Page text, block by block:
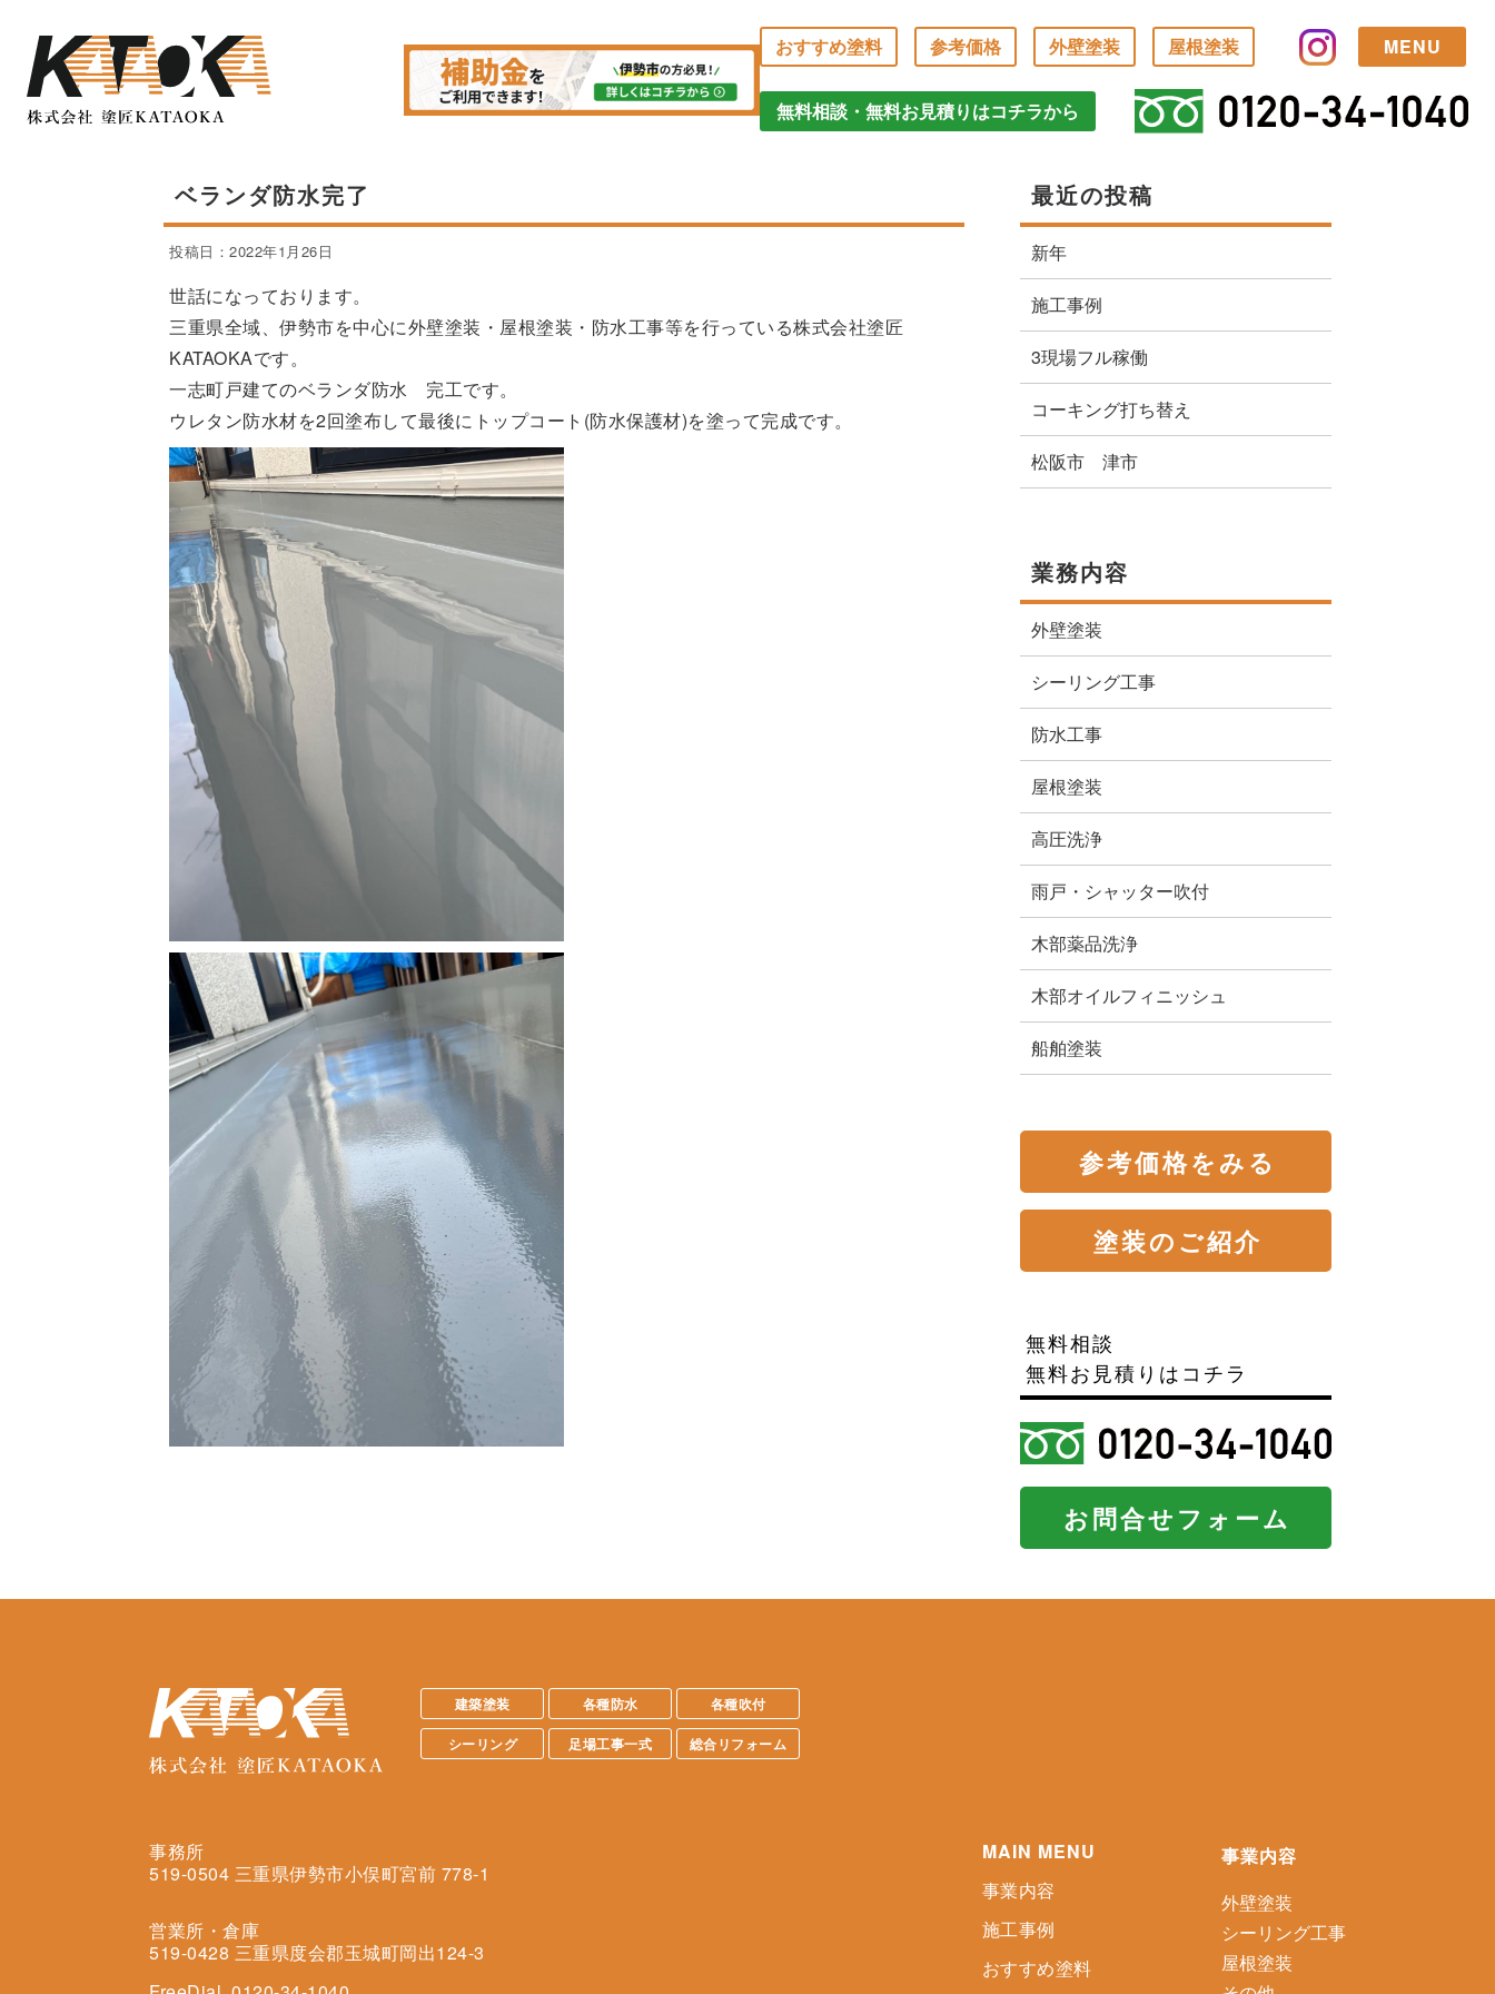
おすすめ塗料 参考価格 外壁塗装 屋根塗装 MENU
無料相談・無料お見積りはコチラから
ベランダ防水完了
投稿日：2022年1月26日
世話になっております。
三重県全域、伊勢市を中心に外壁塗装・屋根塗装・防水工事等を行っている株式会社塗匠
KATAOKAです。
一志町戸建てのベランダ防水 完工です。
ウレタン防水材を2回塗布して最後にトップコート(防水保護材)を塗って完成です。
最近の投稿
新年
施工事例
3現場フル稼働
コーキング打ち替え
松阪市 津市
業務内容
外壁塗装
シーリング工事
防水工事
屋根塗装
高圧洗浄
雨戸・シャッター吹付
木部薬品洗浄
木部オイルフィニッシュ
船舶塗装
参考価格をみる
塗装のご紹介
無料相談
無料お見積りはコチラ
お問合せフォーム
建築塗装 各種防水
各種吹付
シーリング
足場工事一式 総合リフォーム
事務所
519-0504 三重県伊勢市小俣町宮前 778-1
営業所・倉庫
519-0428 三重県度会郡玉城町岡出124-3
MAIN MENU
事業内容
施工事例
おすすめ塗料
事業内容
外壁塗装
シーリング工事
屋根塗装